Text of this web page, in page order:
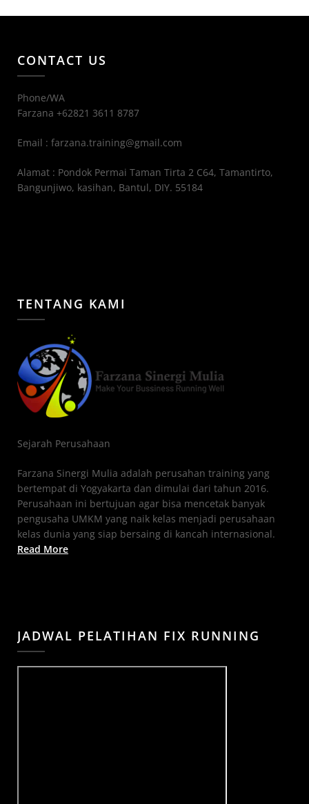
CONTACT US
Phone/WA
Farzana +62821 3611 8787
Email : farzana.training@gmail.com
Alamat : Pondok Permai Taman Tirta 2 C64, Tamantirto,
Bangunjiwo, kasihan, Bantul, DIY. 55184
TENTANG KAMI
Sejarah Perusahaan
Farzana Sinergi Mulia adalah perusahan training yang
bertempat di Yogyakarta dan dimulai dari tahun 2016.
Perusahaan ini bertujuan agar bisa mencetak banyak
pengusaha UMKM yang naik kelas menjadi perusahaan
kelas dunia yang siap bersaing di kancah internasional.
Read More
JADWAL PELATIHAN FIX RUNNING